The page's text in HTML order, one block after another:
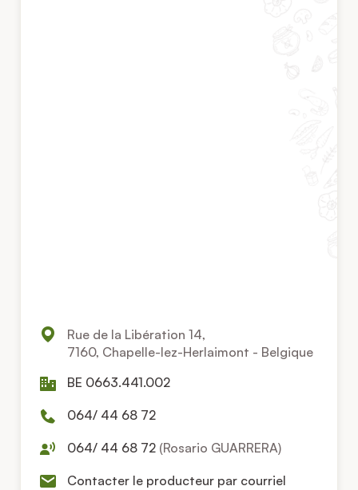
Rue de la Libération 14,
7160, Chapelle-lez-Herlaimont - Belgique
BE 0663.441.002
064/ 44 68 72
064/ 44 68 72 (Rosario GUARRERA)
Contacter le producteur par courriel